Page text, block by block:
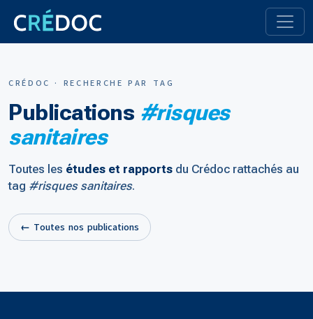
CRÉDOC · RECHERCHE PAR TAG
Publications #risques
sanitaires
Toutes les études et rapports du Crédoc rattachés au
tag #risques sanitaires.
← Toutes nos publications